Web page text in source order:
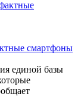
смартфоны
единой базы